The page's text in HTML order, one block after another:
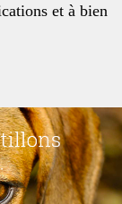
et à bien